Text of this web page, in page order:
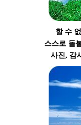
할 수
스스로 돌
사진, 감